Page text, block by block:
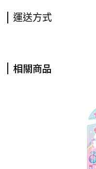
運送方式
相關商品